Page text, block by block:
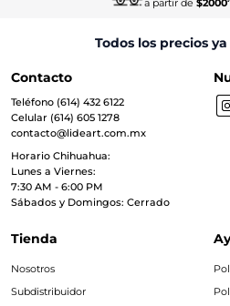
Todos los precios
Contacto
Teléfono (614) 432 6122
Celular (614) 605 1278
contacto@lideart.com.mx
Horario Chihuahua:
Lunes a Viernes:
7:30 AM - 6:00 PM
Sábados y Domingos: Cerrado
Tienda
Nosotros
Subdistribuidor